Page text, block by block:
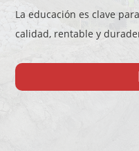
La educación es clave
calidad, rentable y